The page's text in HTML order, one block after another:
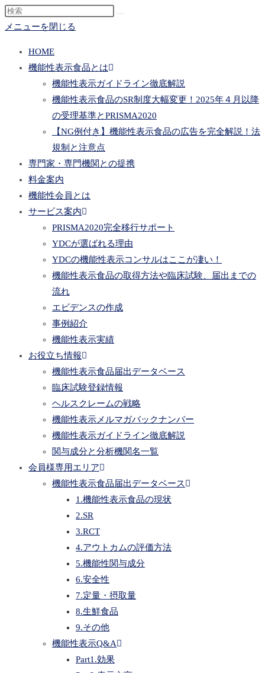
メニューを閉じる
HOME
機能性表示食品とは
機能性表示ガイドライン徹底解説
機能性表示食品のSR制度大幅変更！2025年４月以降
の受理基準とPRISMA2020
【NG例付き】機能性表示食品の広告を完全解説！法
規制と注意点
専門家・専門機関との提携
料金案内
機能性会員とは
サービス案内
PRISMA2020完全移行サポート
YDCが選ばれる理由
YDCの機能性表示コンサルはここが凄い！
機能性表示食品の取得方法や臨床試験、届出までの
流れ
エビデンスの作成
事例紹介
機能性表示実績
お役立ち情報
機能性表示食品届出データベース
臨床試験登録情報
ヘルスクレームの戦略
機能性表示メルマガバックナンバー
機能性表示ガイドライン徹底解説
関与成分と分析機関名一覧
会員様専用エリア
機能性表示食品届出データベース
1.機能性表示食品の現状
2.SR
3.RCT
4.アウトカムの評価方法
5.機能性関与成分
6.安全性
7.定量・摂取量
8.生鮮食品
9.その他
機能性表示Q&A
Part1.効果